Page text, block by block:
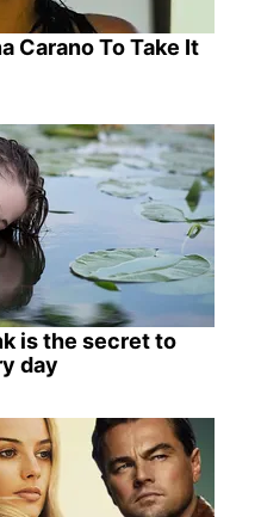
Carano To Take It
is the secret to
day